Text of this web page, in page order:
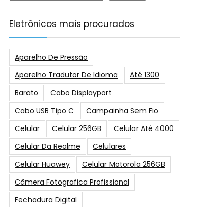
Eletrônicos mais procurados
Aparelho De Pressão
Aparelho Tradutor De Idioma
Até 1300
Barato
Cabo Displayport
Cabo USB Tipo C
Campainha Sem Fio
Celular
Celular 256GB
Celular Até 4000
Celular Da Realme
Celulares
Celular Huawey
Celular Motorola 256GB
Câmera Fotografica Profissional
Fechadura Digital